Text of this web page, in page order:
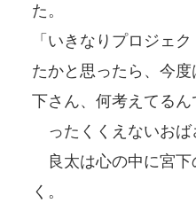
た。
「いきなりプロジェ
たかと思ったら、今
下さん、何考えてるん
ったくくえないおば
良太は心の中に宮下
く。